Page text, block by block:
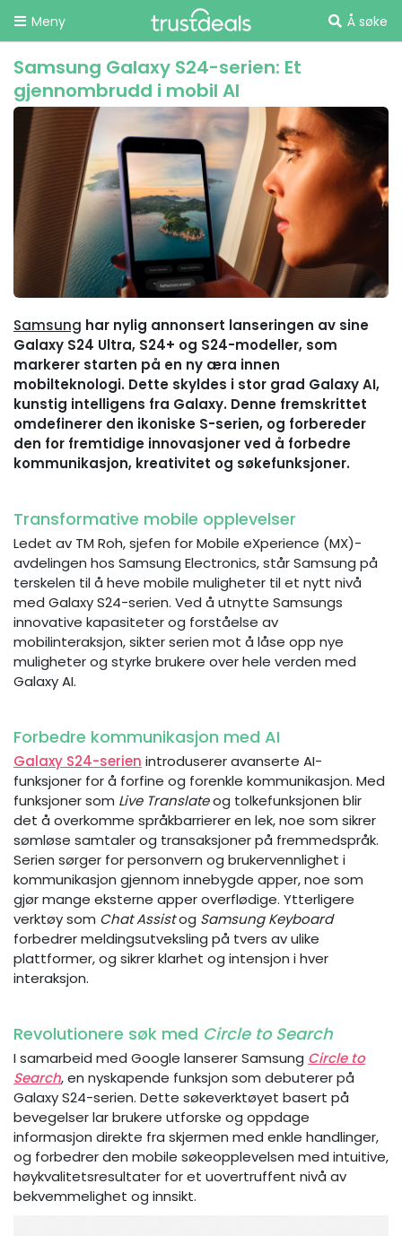
Meny Å søke
Samsung Galaxy S24-serien: Et
gjennombrudd i mobil AI
Samsung har nylig annonsert lanseringen av sine
Galaxy S24 Ultra, S24+ og S24-modeller, som
markerer starten på en ny æra innen
mobilteknologi. Dette skyldes i stor grad Galaxy AI,
kunstig intelligens fra Galaxy. Denne fremskrittet
omdefinerer den ikoniske S-serien, og forbereder
den for fremtidige innovasjoner ved å forbedre
kommunikasjon, kreativitet og søkefunksjoner.
Transformative mobile opplevelser
Ledet av TM Roh, sjefen for Mobile eXperience (MX)-
avdelingen hos Samsung Electronics, står Samsung på
terskelen til å heve mobile muligheter til et nytt nivå
med Galaxy S24-serien. Ved å utnytte Samsungs
innovative kapasiteter og forståelse av
mobilinteraksjon, sikter serien mot å låse opp nye
muligheter og styrke brukere over hele verden med
Galaxy AI.
Forbedre kommunikasjon med AI
Galaxy S24-serien introduserer avanserte AI-
funksjoner for å forfine og forenkle kommunikasjon. Med
funksjoner som Live Translateog tolkefunksjonen blir
det å overkomme språkbarrierer en lek, noe som sikrer
sømløse samtaler og transaksjoner på fremmedspråk.
Serien sørger for personvern og brukervennlighet i
kommunikasjon gjennom innebygde apper, noe som
gjør mange eksterne apper overflødige. Ytterligere
verktøy som Chat Assistog Samsung Keyboard
forbedrer meldingsutveksling på tvers av ulike
plattformer, og sikrer klarhet og intensjon i hver
interaksjon.
Revolutionere søk med Circle to Search
I samarbeid med Google lanserer Samsung Circle to
Search, en nyskapende funksjon som debuterer på
Galaxy S24-serien. Dette søkeverktøyet basert på
bevegelser lar brukere utforske og oppdage
informasjon direkte fra skjermen med enkle handlinger,
og forbedrer den mobile søkeopplevelsen med intuitive,
høykvalitetsresultater for et uovertruffent nivå av
bekvemmelighet og innsikt.